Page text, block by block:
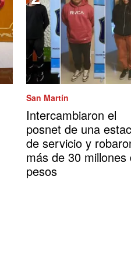
San Martín
Intercambiaron el
posnet de una
de servicio y
más de 30 millones
pesos